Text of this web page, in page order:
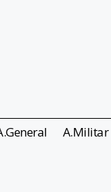
A.Militar